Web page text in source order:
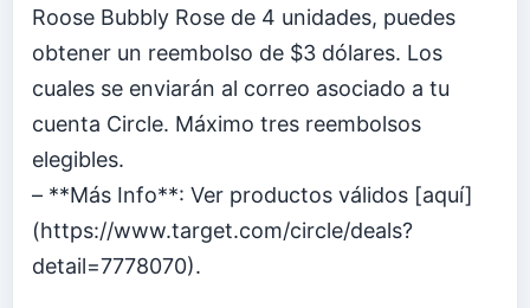
Roose Bubbly Rose de 4 unidades, puedes
obtener un reembolso de $3 dólares. Los
cuales se enviarán al correo asociado a tu
cuenta Circle. Máximo tres reembolsos
elegibles.
– **Más Info**: Ver productos válidos [aquí]
(https://www.target.com/circle/deals?
detail=7778070).